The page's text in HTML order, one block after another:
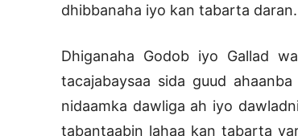
dhibbanaha iyo kan tabarta daran.
Dhiganaha Godob iyo Gallad
tacajabaysaa sida guud
nidaamka dawliga ah iyo
tabantaabin lahaa kan tabarta